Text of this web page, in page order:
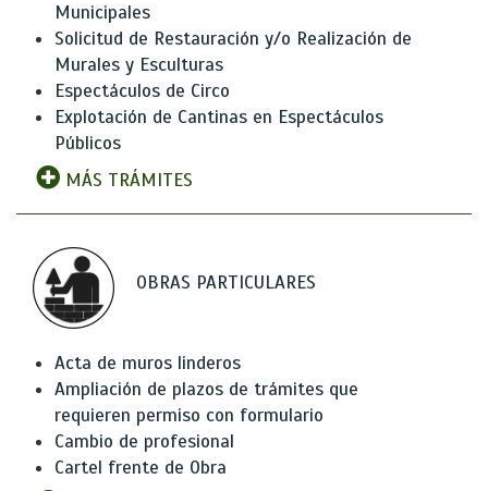
Municipales
Solicitud de Restauración y/o Realización de
Murales y Esculturas
Espectáculos de Circo
Explotación de Cantinas en Espectáculos
Públicos
MÁS TRÁMITES
OBRAS PARTICULARES
Acta de muros linderos
Ampliación de plazos de trámites que
requieren permiso con formulario
Cambio de profesional
Cartel frente de Obra